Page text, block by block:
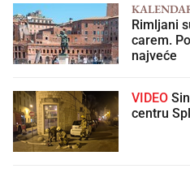
Rimljani
carem.
najveće
VIDEO
centru